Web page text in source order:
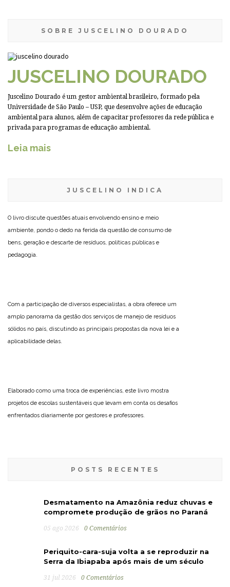
SOBRE JUSCELINO DOURADO
JUSCELINO DOURADO
Juscelino Dourado é um gestor ambiental brasileiro, formado pela
Universidade de São Paulo – USP, que desenvolve ações de educação
ambiental para alunos, além de capacitar professores da rede pública e
privada para programas de educação ambiental.
Leia mais
JUSCELINO INDICA
O livro discute questões atuais envolvendo ensino e meio
ambiente, pondo o dedo na ferida da questão de consumo de
bens, geração e descarte de resíduos, políticas públicas e
pedagogia.
Com a participação de diversos especialistas, a obra oferece um
amplo panorama da gestão dos serviços de manejo de resíduos
sólidos no país, discutindo as principais propostas da nova lei e a
aplicabilidade delas.
Elaborado como uma troca de experiências, este livro mostra
projetos de escolas sustentáveis que levam em conta os desafios
enfrentados diariamente por gestores e professores.
POSTS RECENTES
Desmatamento na Amazônia reduz chuvas e
compromete produção de grãos no Paraná
05 ago 2026 0 Comentários
Periquito-cara-suja volta a se reproduzir na
Serra da Ibiapaba após mais de um século
31 jul 2026 0 Comentários